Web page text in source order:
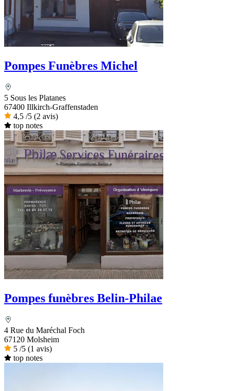
Pompes Funèbres Michel
5 Sous les Platanes
67400 Illkirch-Graffenstaden
4,5 /5 (2 avis)
top notes
Pompes funèbres Belin-Philae
4 Rue du Maréchal Foch
67120 Molsheim
5 /5 (1 avis)
top notes